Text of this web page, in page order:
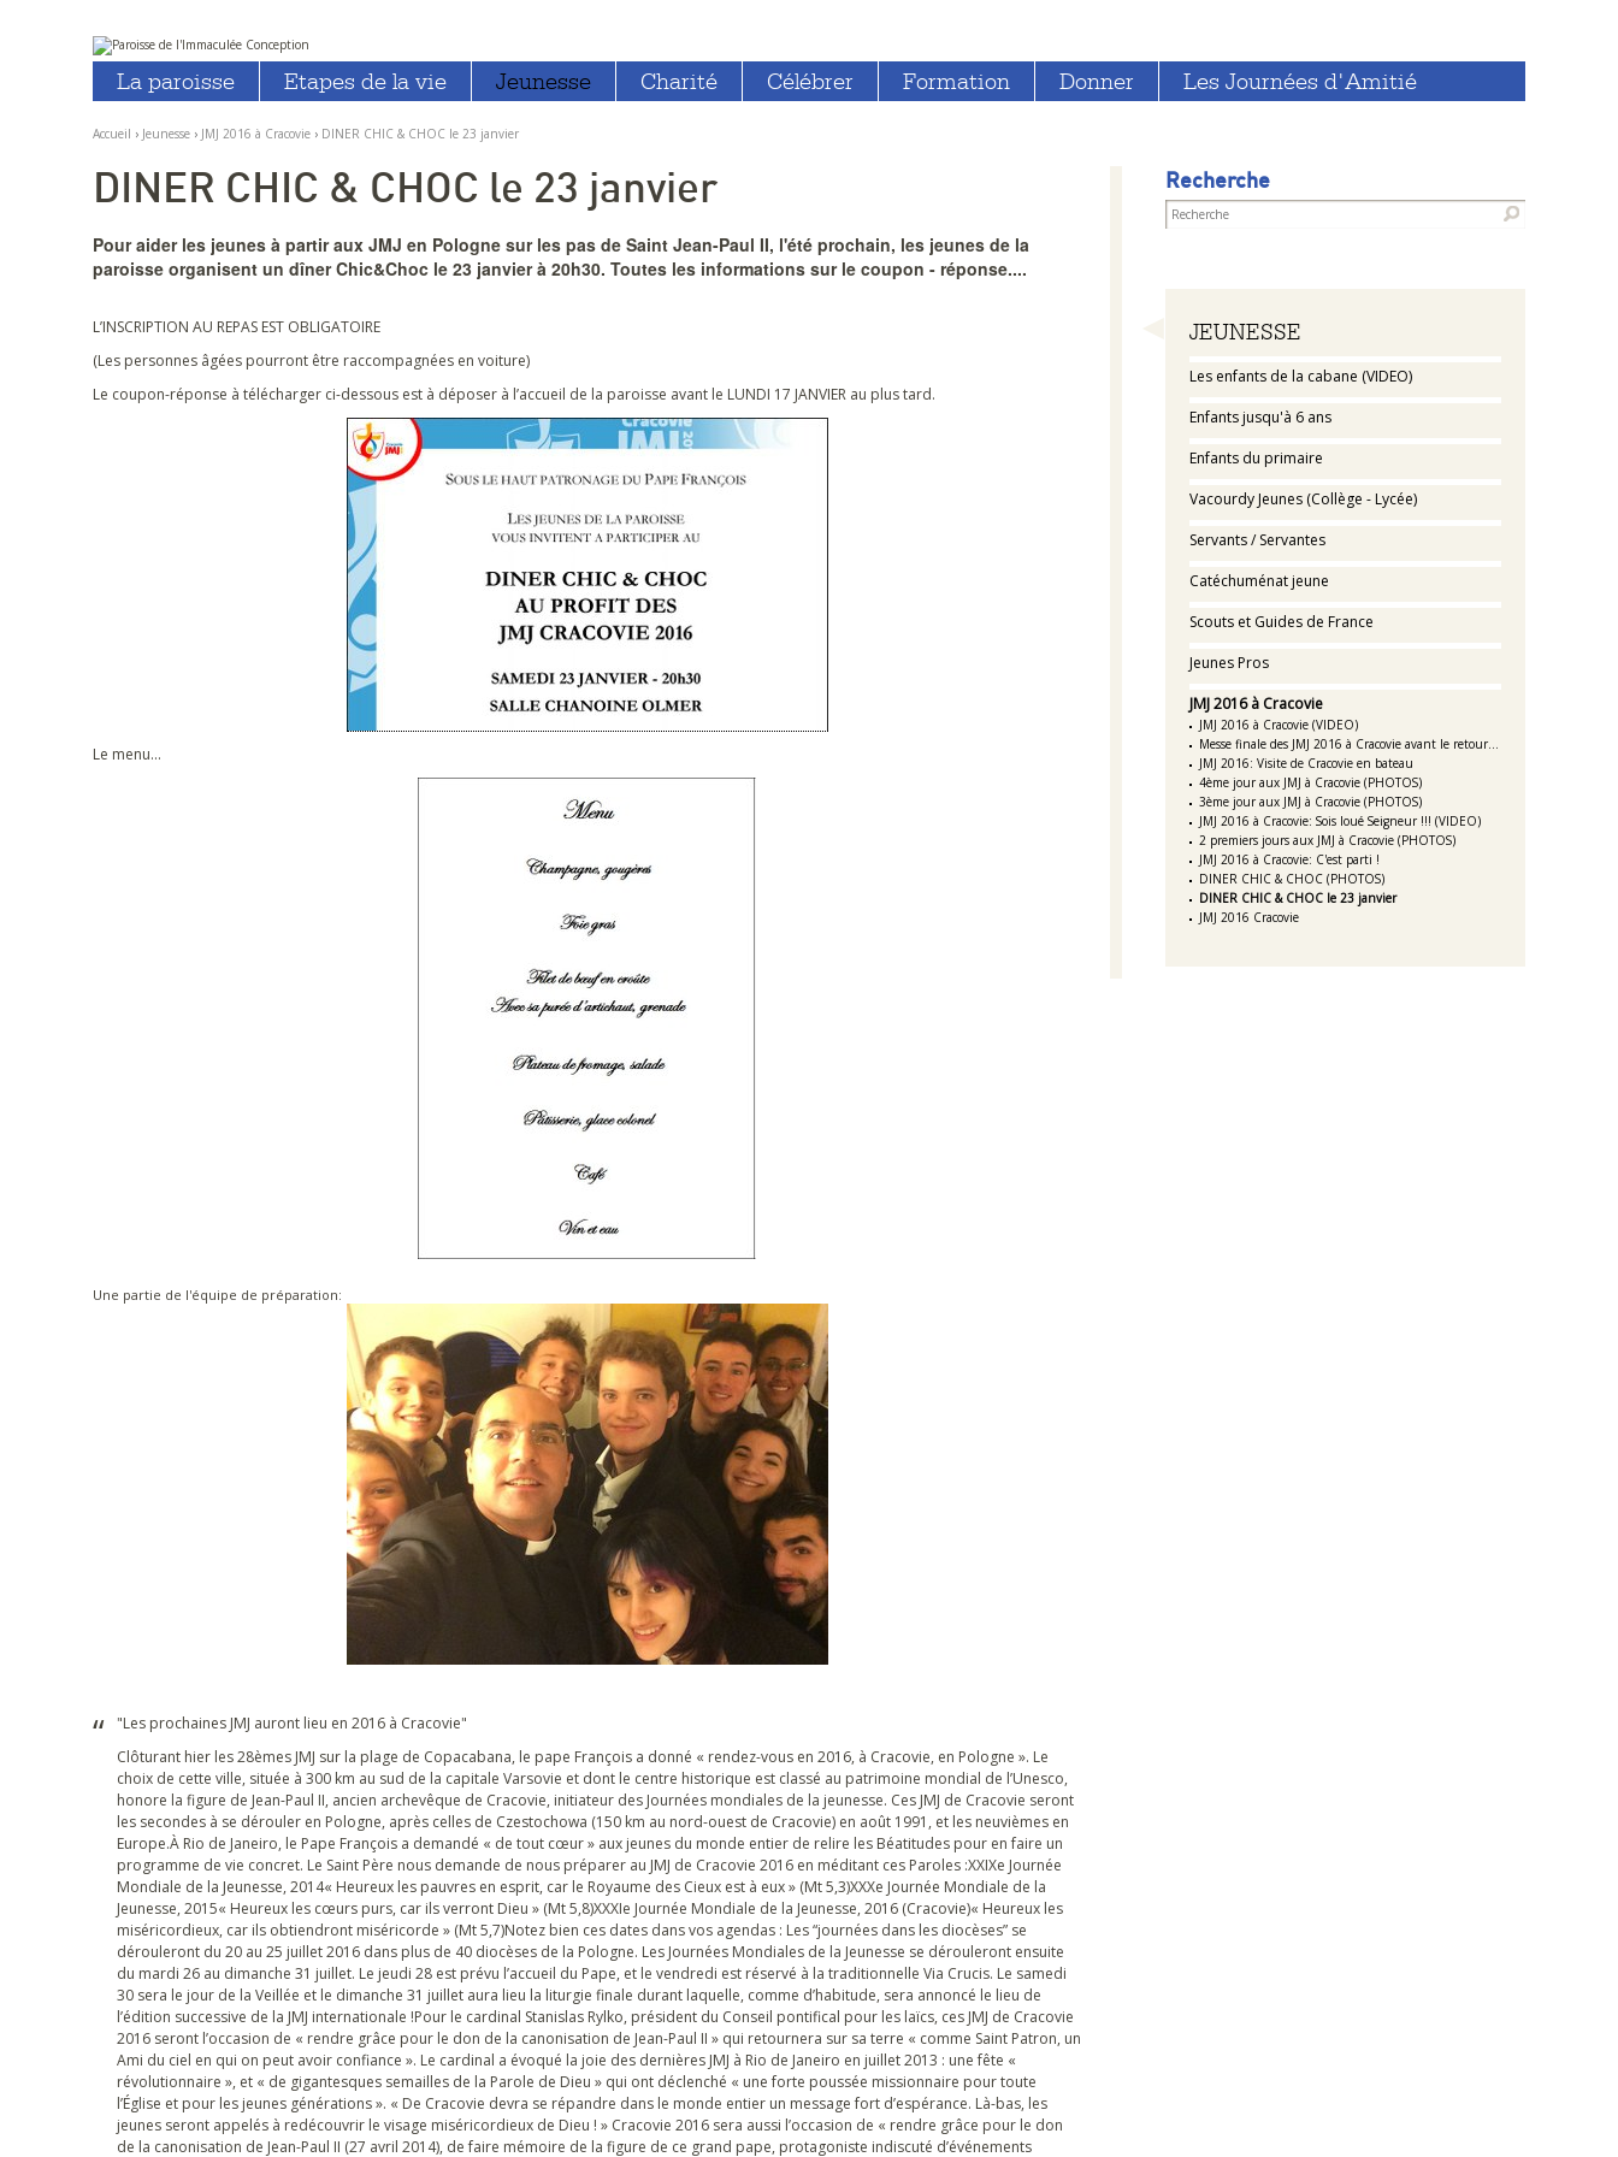
Aller
au
contenu.
à
Outils
personnels
La paroisse Etapes de la vie Jeunesse Charité Célébrer Formation Donner Les Journées d'Amitié
Accueil › Jeunesse › JMJ 2016 à Cracovie › DINER CHIC & CHOC le 23 janvier
Recherche
Navigation
JEUNESSE
Les enfants de la cabane (VIDEO)
Enfants jusqu'à 6 ans
Enfants du primaire
Vacourdy Jeunes (Collège - Lycée)
Servants / Servantes
Catéchuménat jeune
Scouts et Guides de France
Jeunes Pros
JMJ 2016 à Cracovie
JMJ 2016 à Cracovie (VIDEO)
Messe finale des JMJ 2016 à Cracovie avant le retour...
JMJ 2016: Visite de Cracovie en bateau
4ème jour aux JMJ à Cracovie (PHOTOS)
3ème jour aux JMJ à Cracovie (PHOTOS)
JMJ 2016 à Cracovie: Sois loué Seigneur !!! (VIDEO)
2 premiers jours aux JMJ à Cracovie (PHOTOS)
JMJ 2016 à Cracovie: C'est parti !
DINER CHIC & CHOC (PHOTOS)
DINER CHIC & CHOC le 23 janvier
JMJ 2016 Cracovie
DINER CHIC & CHOC le 23 janvier
Pour aider les jeunes à partir aux JMJ en Pologne sur les pas de Saint Jean-Paul II, l'été prochain, les jeunes de la
paroisse organisent un dîner Chic&Choc le 23 janvier à 20h30. Toutes les informations sur le coupon - réponse....
L’INSCRIPTION AU REPAS EST OBLIGATOIRE
(Les personnes âgées pourront être raccompagnées en voiture)
Le coupon-réponse à télécharger ci-dessous est à déposer à l’accueil de la paroisse avant le LUNDI 17 JANVIER au plus tard.
Le menu...
Une partie de l'équipe de préparation:
"Les prochaines JMJ auront lieu en 2016 à Cracovie"
Clôturant hier les 28èmes JMJ sur la plage de Copacabana, le pape François a donné « rendez-vous en 2016, à Cracovie, en Pologne ». Le
choix de cette ville, située à 300 km au sud de la capitale Varsovie et dont le centre historique est classé au patrimoine mondial de l’Unesco,
honore la figure de Jean-Paul II, ancien archevêque de Cracovie, initiateur des Journées mondiales de la jeunesse. Ces JMJ de Cracovie seront
les secondes à se dérouler en Pologne, après celles de Czestochowa (150 km au nord-ouest de Cracovie) en août 1991, et les neuvièmes en
Europe.À Rio de Janeiro, le Pape François a demandé « de tout cœur » aux jeunes du monde entier de relire les Béatitudes pour en faire un
programme de vie concret. Le Saint Père nous demande de nous préparer au JMJ de Cracovie 2016 en méditant ces Paroles :XXIXe Journée
Mondiale de la Jeunesse, 2014« Heureux les pauvres en esprit, car le Royaume des Cieux est à eux » (Mt 5,3)XXXe Journée Mondiale de la
Jeunesse, 2015« Heureux les cœurs purs, car ils verront Dieu » (Mt 5,8)XXXIe Journée Mondiale de la Jeunesse, 2016 (Cracovie)« Heureux les
miséricordieux, car ils obtiendront miséricorde » (Mt 5,7)Notez bien ces dates dans vos agendas : Les “journées dans les diocèses” se
dérouleront du 20 au 25 juillet 2016 dans plus de 40 diocèses de la Pologne. Les Journées Mondiales de la Jeunesse se dérouleront ensuite
du mardi 26 au dimanche 31 juillet. Le jeudi 28 est prévu l’accueil du Pape, et le vendredi est réservé à la traditionnelle Via Crucis. Le samedi
30 sera le jour de la Veillée et le dimanche 31 juillet aura lieu la liturgie finale durant laquelle, comme d’habitude, sera annoncé le lieu de
l’édition successive de la JMJ internationale !Pour le cardinal Stanislas Rylko, président du Conseil pontifical pour les laïcs, ces JMJ de Cracovie
2016 seront l’occasion de « rendre grâce pour le don de la canonisation de Jean-Paul II » qui retournera sur sa terre « comme Saint Patron, un
Ami du ciel en qui on peut avoir confiance ». Le cardinal a évoqué la joie des dernières JMJ à Rio de Janeiro en juillet 2013 : une fête «
révolutionnaire », et « de gigantesques semailles de la Parole de Dieu » qui ont déclenché « une forte poussée missionnaire pour toute
l’Église et pour les jeunes générations ». « De Cracovie devra se répandre dans le monde entier un message fort d’espérance. Là-bas, les
jeunes seront appelés à redécouvrir le visage miséricordieux de Dieu ! » Cracovie 2016 sera aussi l’occasion de « rendre grâce pour le don
de la canonisation de Jean-Paul II (27 avril 2014), de faire mémoire de la figure de ce grand pape, protagoniste indiscuté d’événements